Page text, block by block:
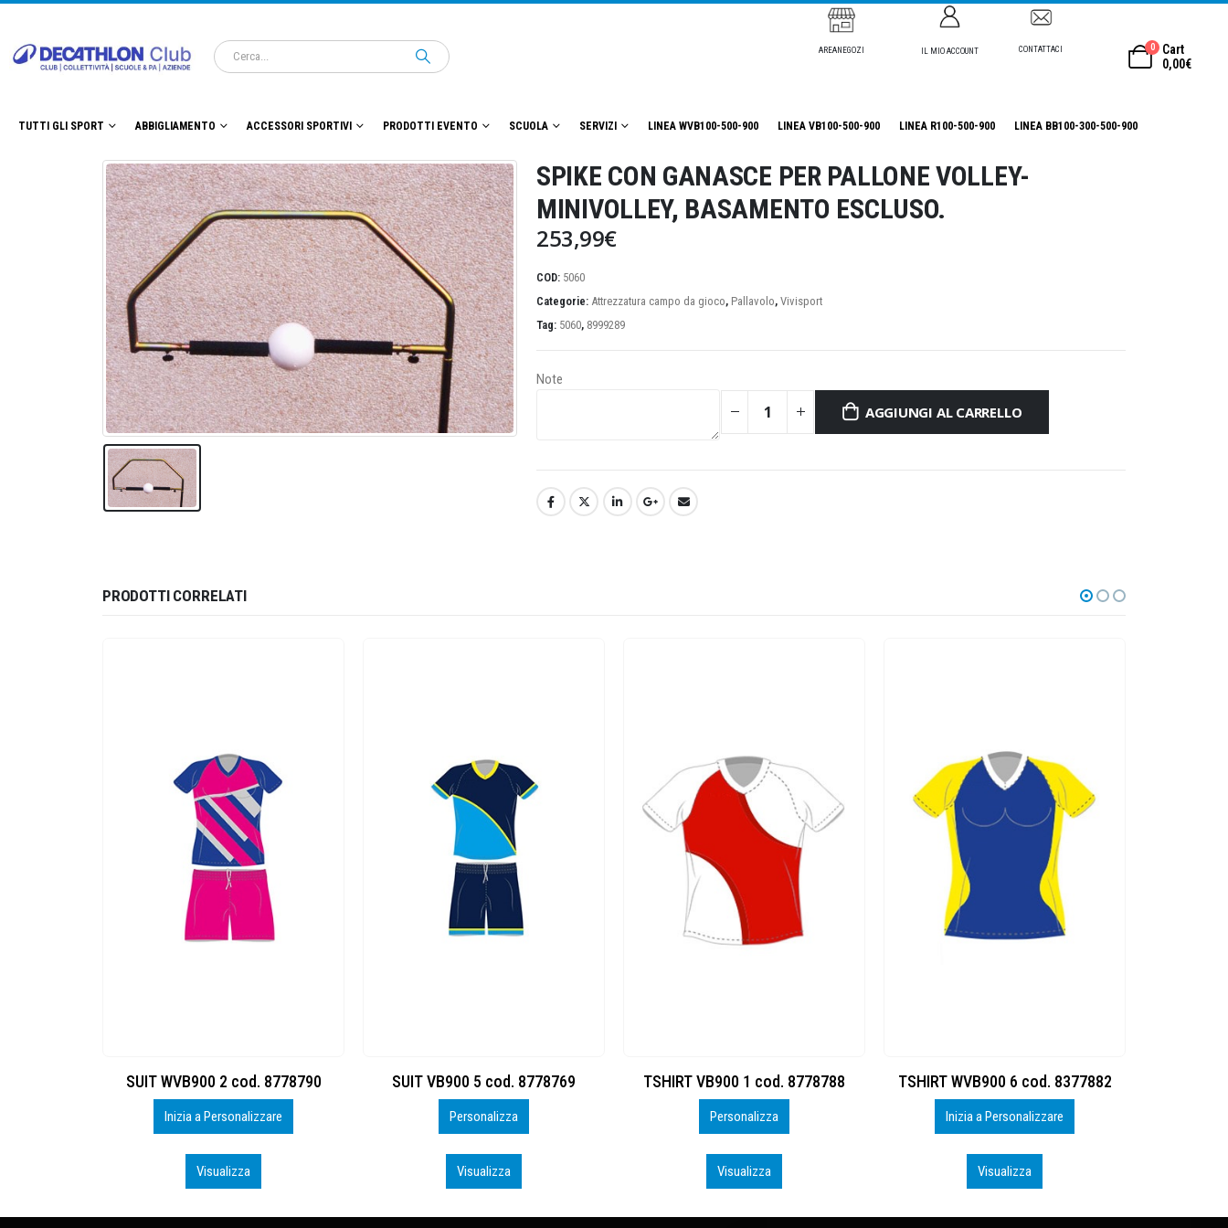
AREANEGOZI IL MIO ACCOUNT CONTATTACI 0
Cart
0,00€
TUTTI GLI SPORT ABBIGLIAMENTO ACCESSORI SPORTIVI PRODOTTI EVENTO SCUOLA SERVIZI LINEA WVB100-500-900 LINEA VB100-500-900 LINEA R100-500-900 LINEA BB100-300-500-900
SPIKE CON GANASCE PER PALLONE VOLLEY-
MINIVOLLEY, BASAMENTO ESCLUSO.
253,99€
COD: 5060
Categorie: Attrezzatura campo da gioco, Pallavolo, Vivisport
Tag: 5060, 8999289
Note
AGGIUNGI AL CARRELLO
PRODOTTI CORRELATI
SUIT WVB900 2 cod. 8778790
Inizia a Personalizzare
Visualizza
SUIT VB900 5 cod. 8778769
Personalizza
Visualizza
TSHIRT VB900 1 cod. 8778788
Personalizza
Visualizza
TSHIRT WVB900 6 cod. 8377882
Inizia a Personalizzare
Visualizza